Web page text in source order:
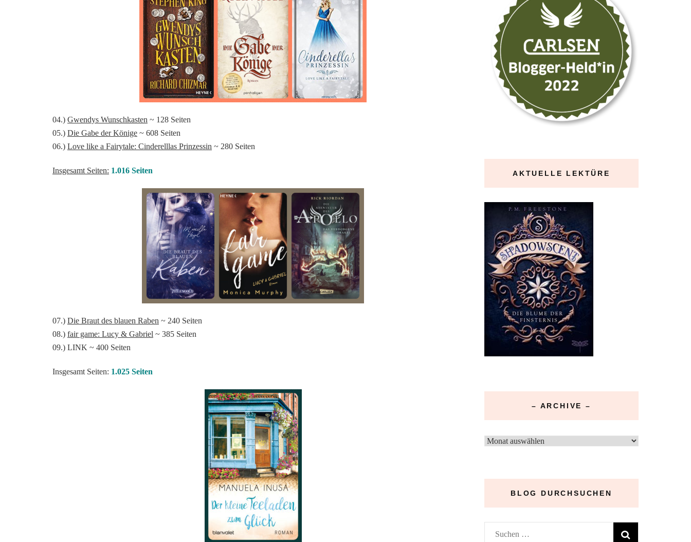
04.) Gwendys Wunschkasten ~ 128 Seiten
05.) Die Gabe der Könige ~ 608 Seiten
06.) Love like a Fairytale: Cinderelllas Prinzessin ~ 280 Seiten
Insgesamt Seiten: 1.016 Seiten
07.) Die Braut des blauen Raben ~ 240 Seiten
08.) fair game: Lucy & Gabriel ~ 385 Seiten
09.) LINK ~ 400 Seiten
Insgesamt Seiten: 1.025 Seiten
AKTUELLE LEKTÜRE
– ARCHIVE –
–
BLOG DURCHSUCHEN
Suchen